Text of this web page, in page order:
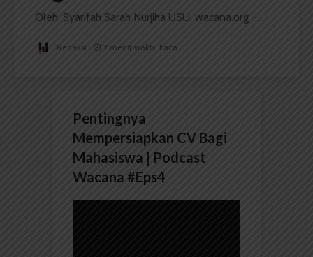
Oleh: Syarifah Sarah Nurjiha USU, wacana.org –...
Redaksi 2 menit waktu baca
Pentingnya
Mempersiapkan CV Bagi
Mahasiswa | Podcast
Wacana #Eps4